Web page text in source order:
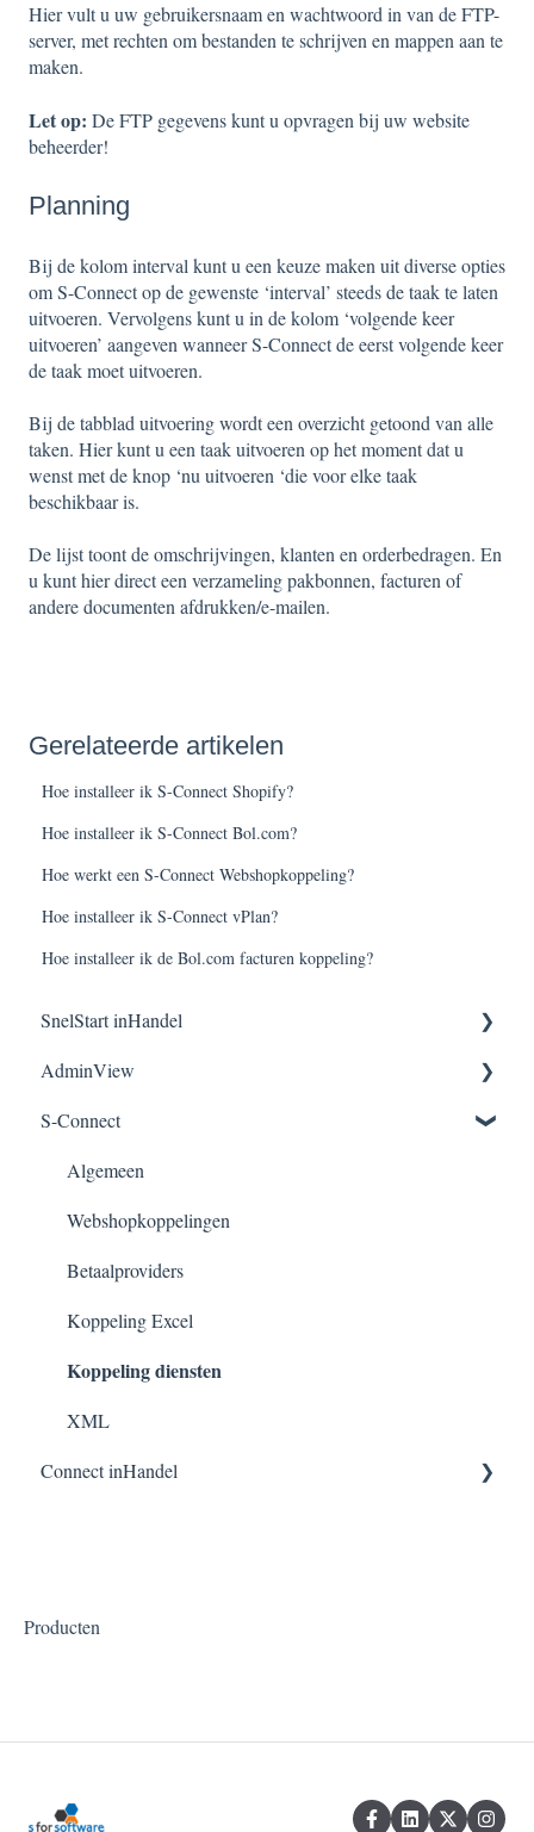
Hier vult u uw gebruikersnaam en wachtwoord in van deFTP-
server, met rechten om bestanden te schrijven en mappen aan te
maken.
Let op: De FTP gegevens kunt u opvragen bij uw website
beheerder!
Planning
Bij de kolom interval kunt u een keuze maken uit diverse opties
om S-Connect op de gewenste ‘interval’ steeds de taak te laten
uitvoeren. Vervolgens kunt u in de kolom ‘volgende keer
uitvoeren’ aangeven wanneer S-Connect de eerst volgende keer
de taak moet uitvoeren.
Bij de tabblad uitvoering wordt een overzicht getoond van alle
taken. Hier kunt u een taak uitvoeren op het moment dat u
wenst met de knop ‘nu uitvoeren ‘die voor elke taak
beschikbaar is.
De lijst toont de omschrijvingen, klanten en orderbedragen. En
u kunt hier direct een verzameling pakbonnen, facturen of
andere documenten afdrukken/e-mailen.
Gerelateerde artikelen
Hoe installeer ik S-Connect Shopify?
Hoe installeer ik S-Connect Bol.com?
Hoe werkt een S-Connect Webshopkoppeling?
Hoe installeer ik S-Connect vPlan?
Hoe installeer ik de Bol.com facturen koppeling?
SnelStart inHandel
Algemene instellingen
Pakketverzender
Telmodule
Orderpick
Tips en weetjes
AdminView
Installatie
Functies Adminview
S-Connect
Algemeen
Webshopkoppelingen
Betaalproviders
Koppeling Excel
Koppeling diensten
XML
Connect inHandel
SnelStart
Producten